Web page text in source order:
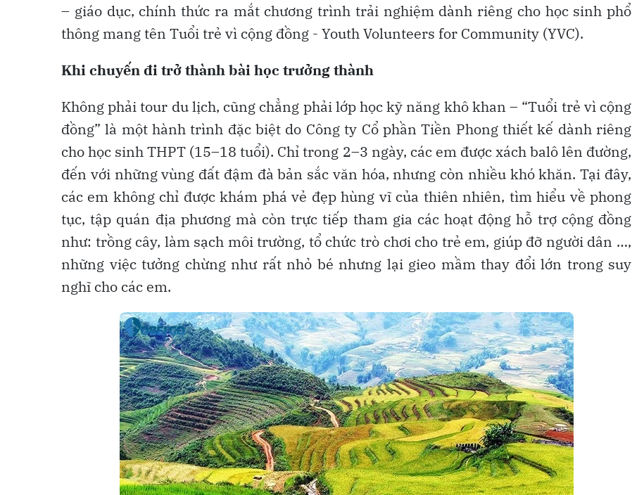
– giáo dục, chính thức ra mắt chương trình trải nghiệm dành riêng cho học sinh phổ
thông mang tên Tuổi trẻ vì cộng đồng - Youth Volunteers for Community (YVC).
Khi chuyến đi trở thành bài học trưởng thành
Không phải tour du lịch, cũng chẳng phải lớp học kỹ năng khô khan – “Tuổi trẻ vì cộng
đồng” là một hành trình đặc biệt do Công ty Cổ phần Tiền Phong thiết kế dành riêng
cho học sinh THPT (15–18 tuổi). Chỉ trong 2–3 ngày, các em được xách balô lên đường,
đến với những vùng đất đậm đà bản sắc văn hóa, nhưng còn nhiều khó khăn. Tại đây,
các em không chỉ được khám phá vẻ đẹp hùng vĩ của thiên nhiên, tìm hiểu về phong
tục, tập quán địa phương mà còn trực tiếp tham gia các hoạt động hỗ trợ cộng đồng
như: trồng cây, làm sạch môi trường, tổ chức trò chơi cho trẻ em, giúp đỡ người dân …,
những việc tưởng chừng như rất nhỏ bé nhưng lại gieo mầm thay đổi lớn trong suy
nghĩ cho các em.